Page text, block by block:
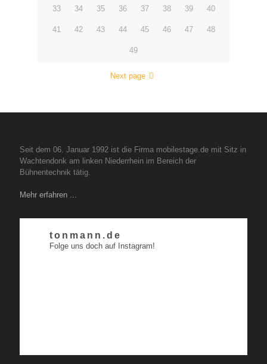
33 34 35 36 37 38 39 40
41 42 43 44 45 46 47 48
49
Next page
Seit dem 06. Januar 1992 ist die Firma mobilestage.de mit Sitz in
Wachtendonk am linken Niederrhein im Bereich der
Bühnentechnik tätig.
Mehr erfahren ...
tonmann.de
Folge uns doch auf Instagram!